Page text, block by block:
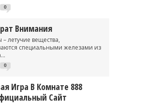
0
Внимания
летучие вещества,
специальными железами из
0
Игра В Комнате 888
Сайт